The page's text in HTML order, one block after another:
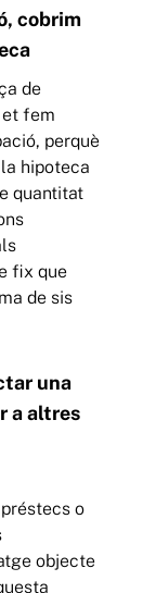
cobrim
de
fem
perquè
hipoteca
quantitat
fix que
de sis
una
a altres
o
objecte